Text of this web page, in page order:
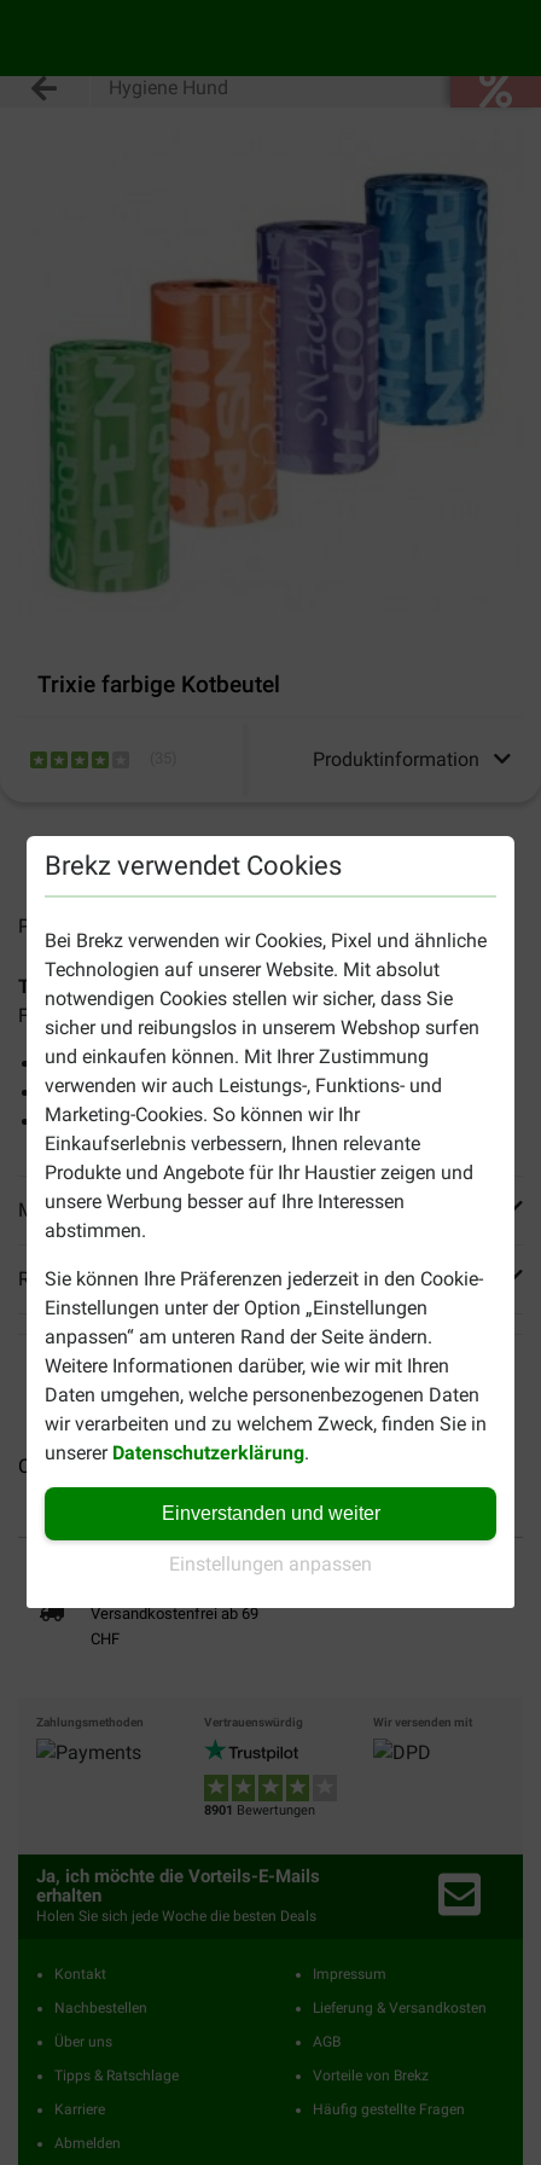
Brekz verwendet Cookies
Bei Brekz verwenden wir Cookies, Pixel und ähnliche
Technologien auf unserer Website. Mit absolut
notwendigen Cookies stellen wir sicher, dass Sie
sicher und reibungslos in unserem Webshop surfen
und einkaufen können. Mit Ihrer Zustimmung
verwenden wir auch Leistungs-, Funktions- und
Marketing-Cookies. So können wir Ihr
Einkaufserlebnis verbessern, Ihnen relevante
Produkte und Angebote für Ihr Haustier zeigen und
unsere Werbung besser auf Ihre Interessen
abstimmen.
Sie können Ihre Präferenzen jederzeit in den Cookie-
Einstellungen unter der Option „Einstellungen
anpassen“ am unteren Rand der Seite ändern.
Weitere Informationen darüber, wie wir mit Ihren
Daten umgehen, welche personenbezogenen Daten
wir verarbeiten und zu welchem Zweck, finden Sie in
unserer Datenschutzerklärung.
Einverstanden und weiter
Einstellungen anpassen
Hygiene Hund
Trixie farbige Kotbeutel
Produktinformation
2-5 Arbeitstage, sofern nicht anders angegeben
Preise inkl. MwSt zzgl.
Trixie farbige Kotbeutel
sind robust und in verschiedenen
Farben erhältlich, ideal für die Verwendung als Kotbeutel.
Kotbeutel ins verschiedenen Farben
Robuste Beutel
20 Beutel pro Rolle
Mehr Produktinfos
Reviews
CSI Urine Teppichreiniger Hundewindel Savic Comfort...
Versandkostenfrei ab 69
CHF
Zahlungsmethoden Vertrauenswürdig
8901 Bewertungen
Wir versenden mit
Ja, ich möchte die Vorteils-E-Mails
erhalten
Holen Sie sich jede Woche die besten Deals
Kontakt
Nachbestellen
Über uns
Tipps & Ratschlage
Karriere
Abmelden
Impressum
Lieferung & Versandkosten
AGB
Vorteile von Brekz
Häufig gestellte Fragen